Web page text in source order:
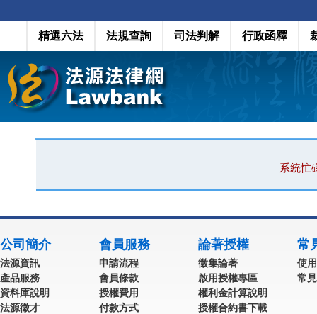
精選六法 法規查詢 司法判解 行政函釋
系統忙
公司簡介
法源資訊
產品服務
資料庫說明
法源徵才
會員服務
申請流程
會員條款
授權費用
付款方式
論著授權
徵集論著
啟用授權專區
權利金計算說明
授權合約書下載
常
使
常